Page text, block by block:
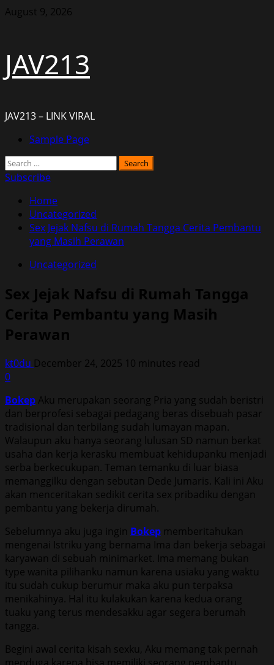
Skip
August 9, 2026
JAV213
JAV213 – LINK VIRAL
PrimarySample Page
Search
for:
Subscribe
Home
Uncategorized
Sex Jejak Nafsu di Rumah Tangga Cerita Pembantu
yang Masih Perawan
Uncategorized
Sex Jejak Nafsu di Rumah Tangga
Cerita Pembantu yang Masih
Perawan
kt0du December 24, 2025 10 minutes read
0
Bokep Aku merupakan seorang Pria yang sudah beristri
dan berprofesi sebagai pedagang beras disebuah pasar
tradisional dan terbilang sudah lumayan mapan.
Walaupun aku hanya seorang lulusan SD namun berkat
usaha dan kerja kerasku membuat kehidupanku menjadi
serba berkecukupan. Teman temanku di luar biasa
memanggilku dengan sebutan Dede Jumaris. Kali ini Aku
akan menceritakan sedikit cerita sex pribadiku dengan
pembantu yang bekerja dirumah.
Sebelumnya aku juga ingin Bokep memberitahukan
mengenai Istriku yang bernama Ima dan bekerja sebagai
karyawan di sebuah minimarket. Ima memang bukan
type wanita pilihanku namun karena usiaku yang waktu
itu sudah cukup berumur maka aku pun terpaksa
menikahinya. Hal itu kulakukan karena kedua orang
tuaku yang terus mendesakku agar segera berumah
tangga.
Begini awal cerita kisah sexku, Aku memang tak pernah